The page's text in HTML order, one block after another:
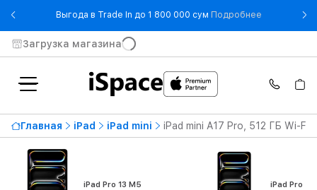
Выгода в Trade In до 1 800 000 сум Подробнее- Выгода в
Загрузка магазина
Главная iPad iPad mini iPad mini A17 Pro, 512 ГБ Wi-Fi
iPad Pro 13 M5 iPad Pro 11